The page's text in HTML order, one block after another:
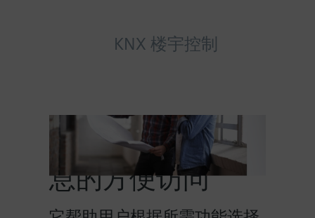
KNX 楼宇控制
HIT提供对产品信
息的方便访问